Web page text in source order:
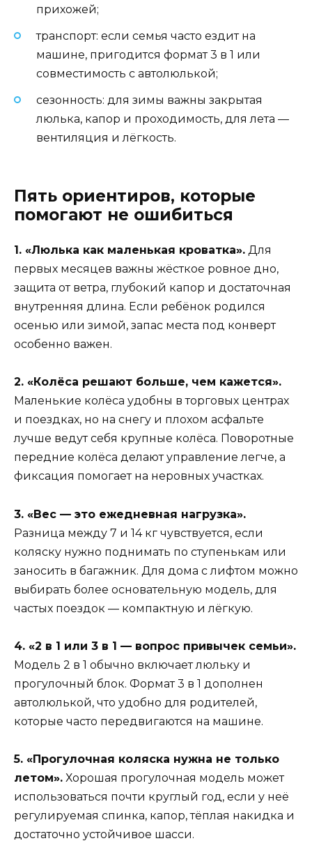
прихожей;
транспорт: если семья часто ездит на
машине, пригодится формат 3 в 1 или
совместимость с автолюлькой;
сезонность: для зимы важны закрытая
люлька, капор и проходимость, для лета —
вентиляция и лёгкость.
Пять ориентиров, которые
помогают не ошибиться
1. «Люлька как маленькая кроватка». Для
первых месяцев важны жёсткое ровное дно,
защита от ветра, глубокий капор и достаточная
внутренняя длина. Если ребёнок родился
осенью или зимой, запас места под конверт
особенно важен.
2. «Колёса решают больше, чем кажется».
Маленькие колёса удобны в торговых центрах
и поездках, но на снегу и плохом асфальте
лучше ведут себя крупные колёса. Поворотные
передние колёса делают управление легче, а
фиксация помогает на неровных участках.
3. «Вес — это ежедневная нагрузка».
Разница между 7 и 14 кг чувствуется, если
коляску нужно поднимать по ступенькам или
заносить в багажник. Для дома с лифтом можно
выбирать более основательную модель, для
частых поездок — компактную и лёгкую.
4. «2 в 1 или 3 в 1 — вопрос привычек семьи».
Модель 2 в 1 обычно включает люльку и
прогулочный блок. Формат 3 в 1 дополнен
автолюлькой, что удобно для родителей,
которые часто передвигаются на машине.
5. «Прогулочная коляска нужна не только
летом». Хорошая прогулочная модель может
использоваться почти круглый год, если у неё
регулируемая спинка, капор, тёплая накидка и
достаточно устойчивое шасси.